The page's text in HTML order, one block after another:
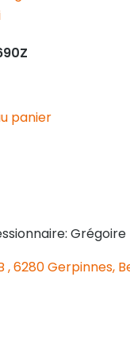
panier
Grégoire
, 6280 Gerpinnes,